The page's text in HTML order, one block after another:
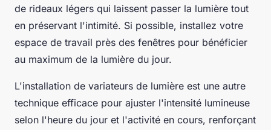
de rideaux légers qui laissent passer la lumière tout
en préservant l'intimité. Si possible, installez votre
espace de travail près des fenêtres pour bénéficier
au maximum de la lumière du jour.
L'installation de variateurs de lumière est une autre
technique efficace pour ajuster l'intensité lumineuse
selon l'heure du jour et l'activité en cours, renforçant